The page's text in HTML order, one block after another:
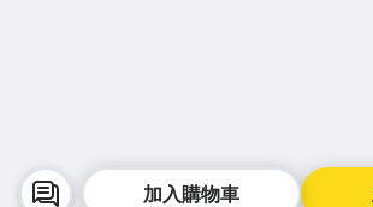
加入購物車